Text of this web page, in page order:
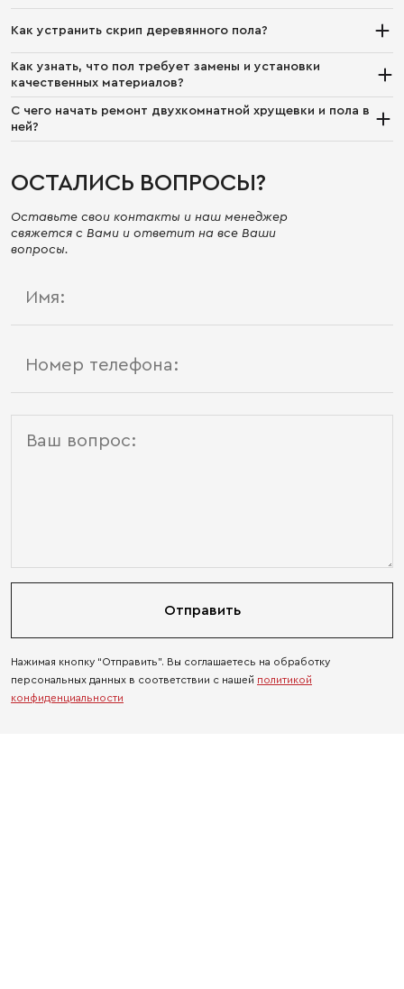
Как устранить скрип деревянного пола?
В основном, причина появления скрипа – недостаточно
плотная фиксация лагов и деревянных досок. В ряде случаев,
занимаясь ремонтом однокомнатной хрущевки, можно
провести замену изношенного фрагмента или заново
перестелить пол.
Как узнать, что пол требует замены и установки
качественных материалов?
Покрытие начинает слегка пружинить и заметно проседает.
Также рекомендуется обратить внимание на щели: если их
С чего начать ремонт двухкомнатной хрущевки и пола в
ней?
приступать к устранению дефектов, в том числе, трещин и
При необходимости в рамках выполнения заказа проводятся
работы по гидроизоляции, звукоизоляции и теплоизоляции
покрытия.
ОСТАЛИСЬ ВОПРОСЫ?
Оставьте свои контакты и наш менеджер
свяжется с Вами и ответит на все Ваши
вопросы.
Отправить
Нажимая кнопку “Отправить”. Вы соглашаетесь на обработку
персональных данных в соответствии с нашей политикой
конфиденциальности